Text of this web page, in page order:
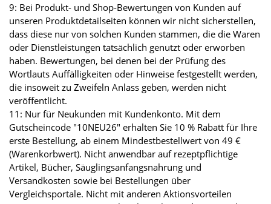
9: Bei Produkt- und Shop-Bewertungen von Kunden auf
unseren Produktdetailseiten können wir nicht sicherstellen,
dass diese nur von solchen Kunden stammen, die die Waren
oder Dienstleistungen tatsächlich genutzt oder erworben
haben. Bewertungen, bei denen bei der Prüfung des
Wortlauts Auffälligkeiten oder Hinweise festgestellt werden,
die insoweit zu Zweifeln Anlass geben, werden nicht
veröffentlicht.
11: Nur für Neukunden mit Kundenkonto. Mit dem
Gutscheincode "10NEU26" erhalten Sie 10 % Rabatt für Ihre
erste Bestellung, ab einem Mindestbestellwert von 49 €
(Warenkorbwert). Nicht anwendbar auf rezeptpflichtige
Artikel, Bücher, Säuglingsanfangsnahrung und
Versandkosten sowie bei Bestellungen über
Vergleichsportale. Nicht mit anderen Aktionsvorteilen